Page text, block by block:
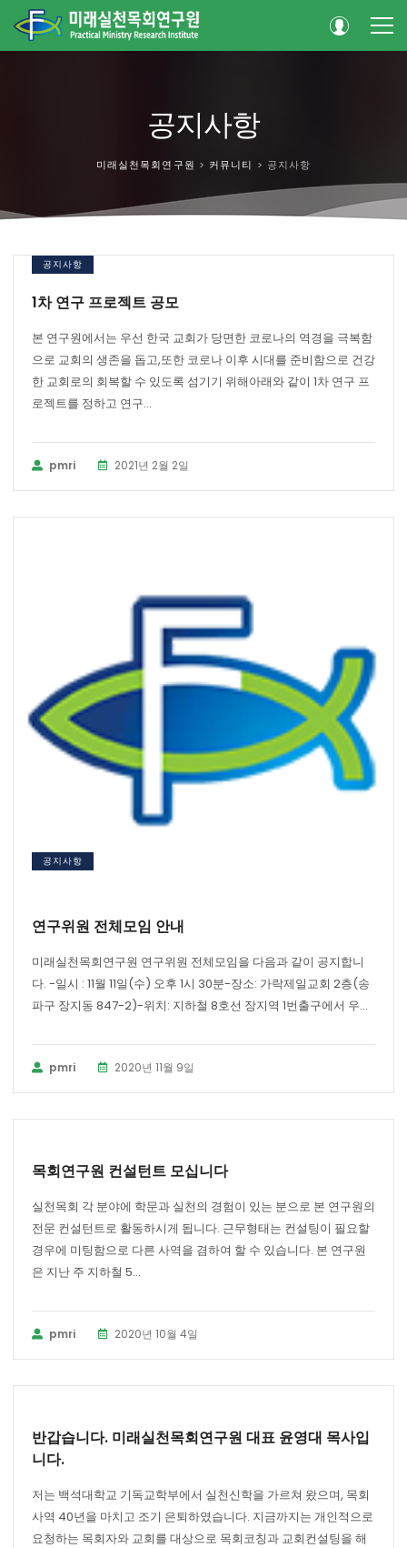
공지사항
미래실천목회연구원 > 커뮤니티 > 공지사항
공지사항
1차 연구 프로젝트 공모
본 연구원에서는 우선 한국 교회가 당면한 코로나의 역경을 극복함
으로 교회의 생존을 돕고,또한 코로나 이후 시대를 준비함으로 건강
한 교회로의 회복할 수 있도록 섬기기 위해아래와 같이 1차 연구 프
로젝트를 정하고 연구...
pmri 2021년 2월 2일
공지사항
연구위원 전체모임 안내
미래실천목회연구원 연구위원 전체모임을 다음과 같이 공지합니
다. -일시 : 11월 11일(수) 오후 1시 30분-장소: 가락제일교회 2층(송
파구 장지동 847-2)-위치: 지하철 8호선 장지역 1번출구에서 우...
pmri 2020년 11월 9일
목회연구원 컨설턴트 모십니다
실천목회 각 분야에 학문과 실천의 경험이 있는 분으로 본 연구원의
전문 컨설턴트로 활동하시게 됩니다. 근무형태는 컨설팅이 필요할
경우에 미팅함으로 다른 사역을 겸하여 할 수 있습니다. 본 연구원
은 지난 주 지하철 5...
pmri 2020년 10월 4일
반갑습니다. 미래실천목회연구원 대표 윤영대 목사입
니다.
저는 백석대학교 기독교학부에서 실천신학을 가르쳐 왔으며, 목회
사역 40년을 마치고 조기 은퇴하였습니다. 지금까지는 개인적으로
요청하는 목회자와 교회를 대상으로 목회코칭과 교회컨설팅을 해